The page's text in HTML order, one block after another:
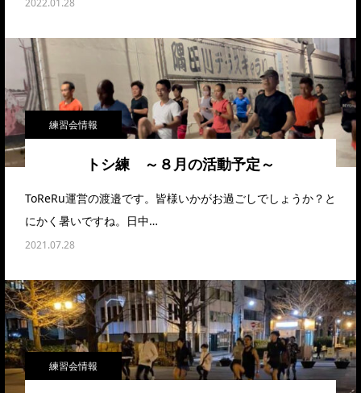
2022.01.28
練習会情報
トシ練 ～８月の活動予定～
ToReRu運営の渡邉です。皆様いかがお過ごしでしょうか？と
にかく暑いですね。日中…
2021.07.28
練習会情報